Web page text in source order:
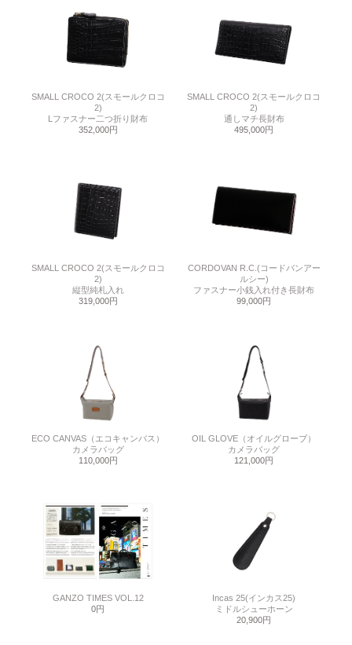
SMALL CROCO 2(スモールクロコ
2)
Lファスナー二つ折り財布
352,000円
SMALL CROCO 2(スモールクロコ
2)
通しマチ長財布
495,000円
SMALL CROCO 2(スモールクロコ
2)
縦型純札入れ
319,000円
CORDOVAN R.C.(コードバンアー
ルシー)
ファスナー小銭入れ付き長財布
99,000円
ECO CANVAS（エコキャンバス）
カメラバッグ
110,000円
OIL GLOVE（オイルグローブ）
カメラバッグ
121,000円
GANZO TIMES VOL.12
0円
Incas 25(インカス25)
ミドルシューホーン
20,900円